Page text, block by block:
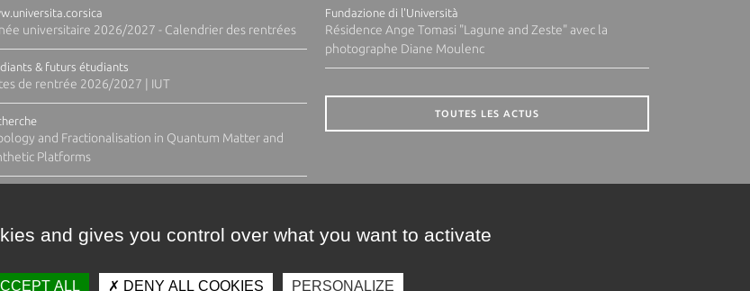
universitaire 2026/2027 - Calendrier des rentrées
& futurs étudiants
de rentrée 2026/2027 | IUT
and Fractionalisation in Quantum Matter and
Platforms
Fundazione di l'Università
Résidence Ange Tomasi "Lagune and Zeste" avec la
photographe Diane Moulenc
TOUTES LES ACTUS
and gives you control over what you want to activate
ALL DENY ALL COOKIES PERSONALIZE